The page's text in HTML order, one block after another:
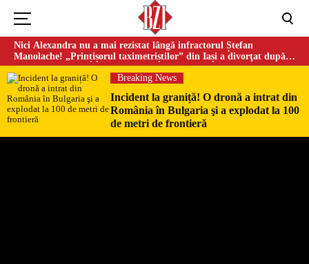
Nici Alexandra nu a mai rezistat lângă infractorul Ștefan
Manolache! „Prințișorul taximetriștilor” din Iași a divorţat după
doi ani de căsnicie
Breaking News
Incident la graniță! O dronă a intrat din
România în Bulgaria şi a explodat la 100
de metri de frontieră